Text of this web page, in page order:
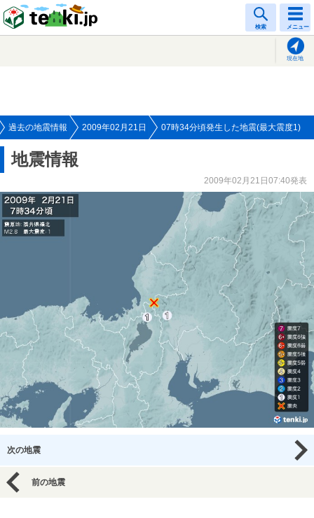
検索 メニュー
現在地
過去の地震情報 2009年02月21日 07時34分頃発生した地震(最大震度1)
地震情報
2009年02月21日07:40発表
次の地震
前の地震